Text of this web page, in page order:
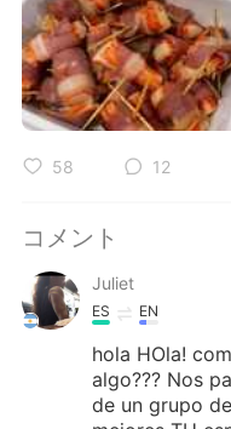
58 12
コメント
Juliet
ES EN
hola HOla!
algo??? Nos
de un grupo